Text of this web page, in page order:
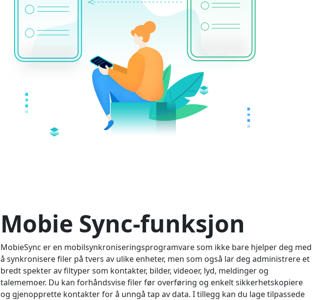
Mobie Sync-funksjon
MobieSync er en mobilsynkroniseringsprogramvare som ikke bare hjelper deg med
å synkronisere filer på tvers av ulike enheter, men som også lar deg administrere et
bredt spekter av filtyper som kontakter, bilder, videoer, lyd, meldinger og
talememoer. Du kan forhåndsvise filer før overføring og enkelt sikkerhetskopiere
og gjenopprette kontakter for å unngå tap av data. I tillegg kan du lage tilpassede